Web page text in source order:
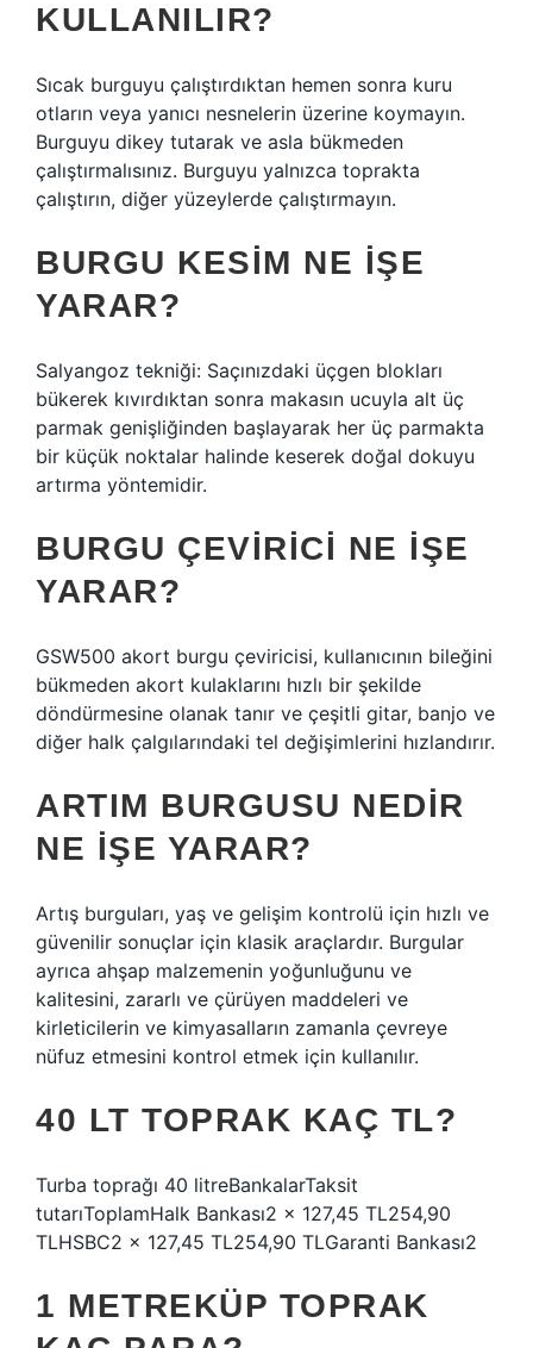
KULLANILIR?
Sıcak burguyu çalıştırdıktan hemen sonra kuru
otların veya yanıcı nesnelerin üzerine koymayın.
Burguyu dikey tutarak ve asla bükmeden
çalıştırmalısınız. Burguyu yalnızca toprakta
çalıştırın, diğer yüzeylerde çalıştırmayın.
BURGU KESIM NE IŞE
YARAR?
Salyangoz tekniği: Saçınızdaki üçgen blokları
bükerek kıvırdıktan sonra makasın ucuyla alt üç
parmak genişliğinden başlayarak her üç parmakta
bir küçük noktalar halinde keserek doğal dokuyu
artırma yöntemidir.
BURGU ÇEVIRICI NE IŞE
YARAR?
GSW500 akort burgu çeviricisi, kullanıcının bileğini
bükmeden akort kulaklarını hızlı bir şekilde
döndürmesine olanak tanır ve çeşitli gitar, banjo ve
diğer halk çalgılarındaki tel değişimlerini hızlandırır.
ARTIM BURGUSU NEDIR
NE IŞE YARAR?
Artış burguları, yaş ve gelişim kontrolü için hızlı ve
güvenilir sonuçlar için klasik araçlardır. Burgular
ayrıca ahşap malzemenin yoğunluğunu ve
kalitesini, zararlı ve çürüyen maddeleri ve
kirleticilerin ve kimyasalların zamanla çevreye
nüfuz etmesini kontrol etmek için kullanılır.
40 LT TOPRAK KAÇ TL?
Turba toprağı 40 litreBankalarTaksit
tutarıToplamHalk Bankası2 x 127,45 TL254,90
TLHSBC2 x 127,45 TL254,90 TLGaranti Bankası2
1 METREKÜP TOPRAK